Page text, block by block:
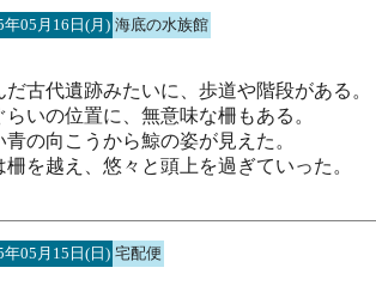
年05月16日(月) 海底の水族館
だ古代遺跡みたいに、歩道や階段がある。
らいの位置に、無意味な柵もある。
青の向こうから鯨の姿が見えた。
柵を越え、悠々と頭上を過ぎていった。
年05月15日(日) 宅配便